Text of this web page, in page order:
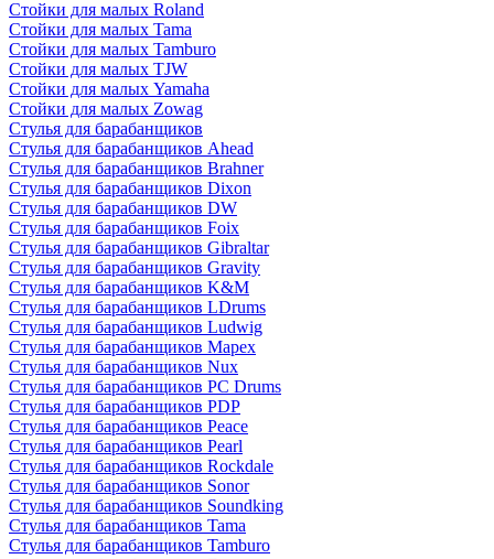
Стойки для малых Roland
Стойки для малых Tama
Стойки для малых Tamburo
Стойки для малых TJW
Стойки для малых Yamaha
Стойки для малых Zowag
Стулья для барабанщиков
Стулья для барабанщиков Ahead
Стулья для барабанщиков Brahner
Стулья для барабанщиков Dixon
Стулья для барабанщиков DW
Стулья для барабанщиков Foix
Стулья для барабанщиков Gibraltar
Стулья для барабанщиков Gravity
Стулья для барабанщиков K&M
Стулья для барабанщиков LDrums
Стулья для барабанщиков Ludwig
Стулья для барабанщиков Mapex
Стулья для барабанщиков Nux
Стулья для барабанщиков PC Drums
Стулья для барабанщиков PDP
Стулья для барабанщиков Peace
Стулья для барабанщиков Pearl
Стулья для барабанщиков Rockdale
Стулья для барабанщиков Sonor
Стулья для барабанщиков Soundking
Стулья для барабанщиков Tama
Стулья для барабанщиков Tamburo